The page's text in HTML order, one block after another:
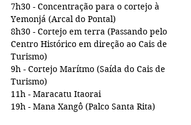
7h30 - Concentração para o cortejo à
Yemonjá (Arcal do Pontal)
8h30 - Cortejo em terra (Passando pelo
Centro Histórico em direção ao Cais de
Turismo)
9h - Cortejo Marítmo (Saída do Cais de
Turismo)
11h - Maracatu Itaorai
19h - Mana Xangô (Palco Santa Rita)